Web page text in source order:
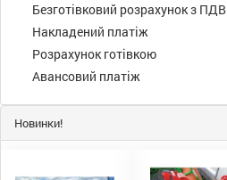
Безготівковий розрахунок з ПДВ
Накладений платіж
Розрахунок готівкою
Авансовий платіж
Новинки!